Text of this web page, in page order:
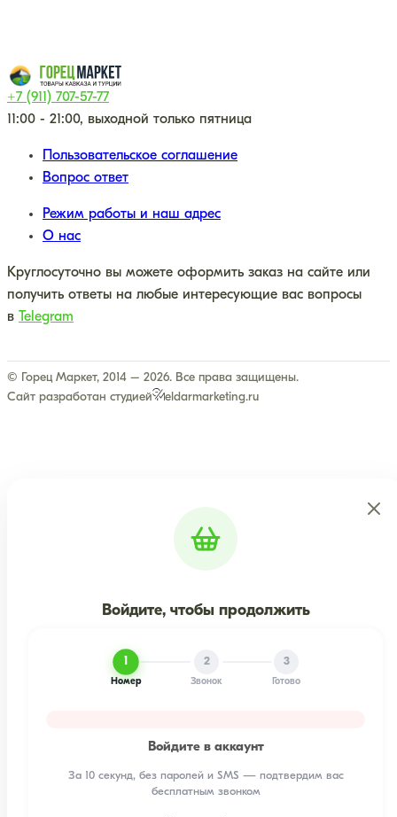
+7 (911) 707-57-77
11:00 - 21:00, выходной только пятница
Пользовательское соглашение
Вопрос ответ
Режим работы и наш адрес
О нас
Круглосуточно вы можете оформить заказ на сайте или
получить ответы на любые интересующие вас вопросы
в
Telegram
© Горец Маркет, 2014 – 2026. Все права защищены.
Сайт разработан студией
eldarmarketing.ru
Войдите, чтобы продолжить
1
Номер
2
Звонок
3
Готово
Войдите в аккаунт
За 10 секунд, без паролей и SMS — подтвердим вас
бесплатным звонком